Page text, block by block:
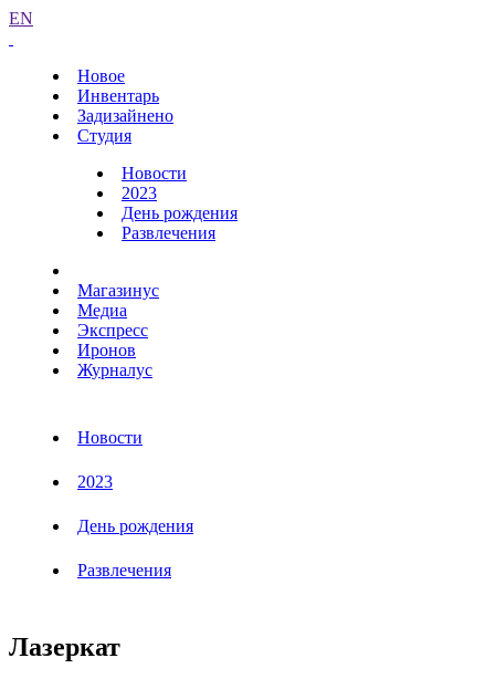
EN
Новое
Инвентарь
Задизайнено
Студия
Новости
2023
День рождения
Развлечения
Магазинус
Медиа
Экспресс
Иронов
Журналус
Новости
2023
День рождения
Развлечения
Лазеркат